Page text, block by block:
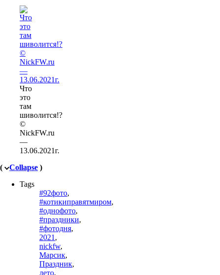
Что
это
там
шиволится!?
©
NickFW.ru
—
13.06.2021г.
(
Collapse )
Tags
#92фото,
#котикиправятмиром,
#однофото,
#праздники,
#фотодня,
2021 ,
nickfw,
Марсик,
Праздник,
лето,